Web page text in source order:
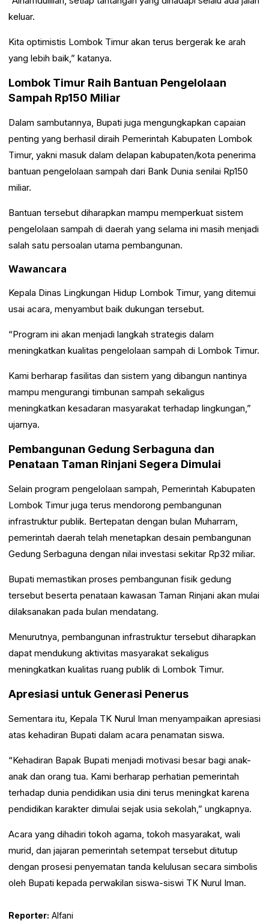
keluar.
Kita optimistis Lombok Timur akan terus bergerak ke arah
yang lebih baik,” katanya.
Lombok Timur Raih Bantuan Pengelolaan
Sampah Rp150 Miliar
Dalam sambutannya, Bupati juga mengungkapkan capaian
penting yang berhasil diraih Pemerintah Kabupaten Lombok
Timur, yakni masuk dalam delapan kabupaten/kota penerima
bantuan pengelolaan sampah dari Bank Dunia senilai Rp150
miliar.
Bantuan tersebut diharapkan mampu memperkuat sistem
pengelolaan sampah di daerah yang selama ini masih menjadi
salah satu persoalan utama pembangunan.
Wawancara
Kepala Dinas Lingkungan Hidup Lombok Timur, yang ditemui
usai acara, menyambut baik dukungan tersebut.
“Program ini akan menjadi langkah strategis dalam
meningkatkan kualitas pengelolaan sampah di Lombok Timur.
Kami berharap fasilitas dan sistem yang dibangun nantinya
mampu mengurangi timbunan sampah sekaligus
meningkatkan kesadaran masyarakat terhadap lingkungan,”
ujarnya.
Pembangunan Gedung Serbaguna dan
Penataan Taman Rinjani Segera Dimulai
Selain program pengelolaan sampah, Pemerintah Kabupaten
Lombok Timur juga terus mendorong pembangunan
infrastruktur publik. Bertepatan dengan bulan Muharram,
pemerintah daerah telah menetapkan desain pembangunan
Gedung Serbaguna dengan nilai investasi sekitar Rp32 miliar.
Bupati memastikan proses pembangunan fisik gedung
tersebut beserta penataan kawasan Taman Rinjani akan mulai
dilaksanakan pada bulan mendatang.
Menurutnya, pembangunan infrastruktur tersebut diharapkan
dapat mendukung aktivitas masyarakat sekaligus
meningkatkan kualitas ruang publik di Lombok Timur.
Apresiasi untuk Generasi Penerus
Sementara itu, Kepala TK Nurul Iman menyampaikan apresiasi
atas kehadiran Bupati dalam acara penamatan siswa.
“Kehadiran Bapak Bupati menjadi motivasi besar bagi anak-
anak dan orang tua. Kami berharap perhatian pemerintah
terhadap dunia pendidikan usia dini terus meningkat karena
pendidikan karakter dimulai sejak usia sekolah,” ungkapnya.
Acara yang dihadiri tokoh agama, tokoh masyarakat, wali
murid, dan jajaran pemerintah setempat tersebut ditutup
dengan prosesi penyematan tanda kelulusan secara simbolis
oleh Bupati kepada perwakilan siswa-siswi TK Nurul Iman.
Reporter: Alfani